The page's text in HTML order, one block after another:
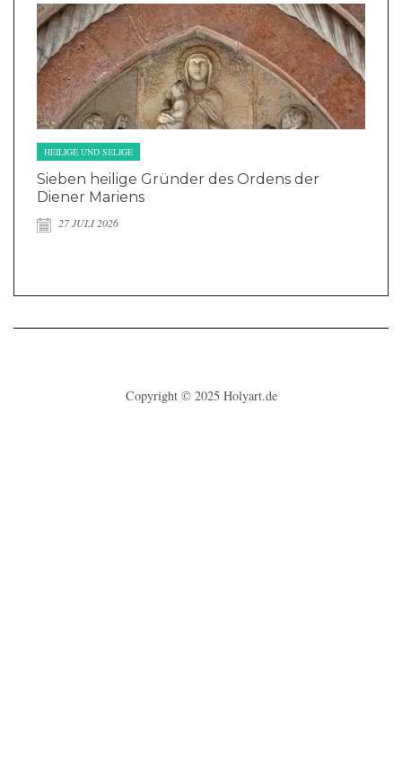
HEILIGE UND SELIGE
Sieben heilige Gründer des Ordens der
Diener Mariens
27 JULI 2026
Copyright © 2025 Holyart.de